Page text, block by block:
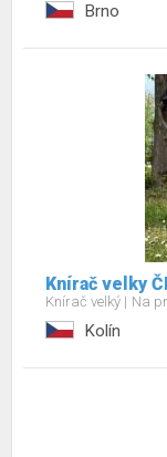
Brno
Knírač velky
Knírač velký Na
Kolín